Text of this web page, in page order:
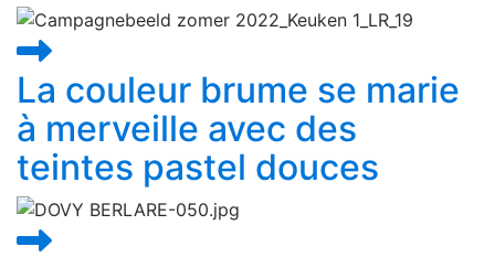
La couleur brume se marie
à merveille avec des
teintes pastel douces